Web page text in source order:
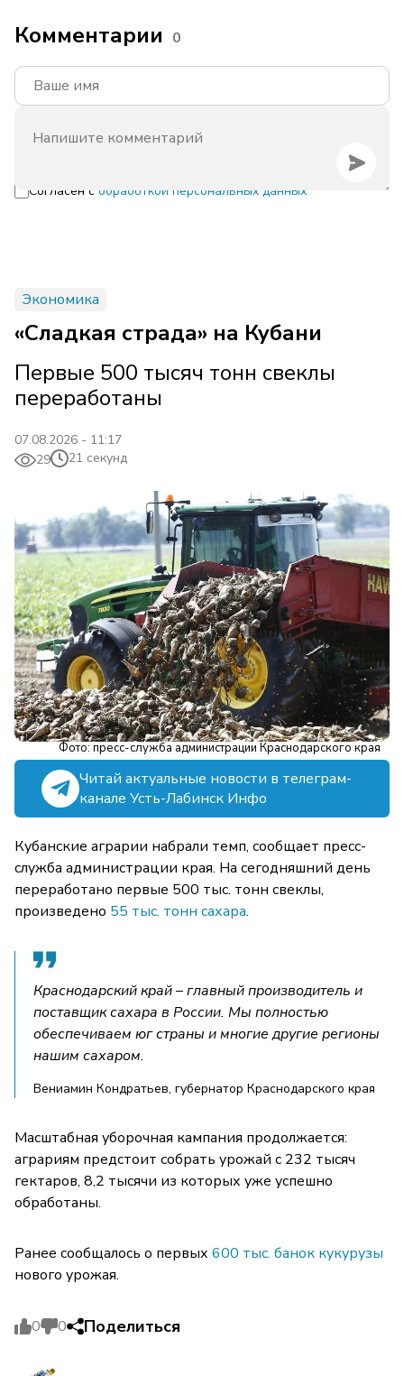
Комментарии 0
Согласен с обработкой персональных данных
Экономика
«Сладкая страда» на Кубани
Первые 500 тысяч тонн свеклы
переработаны
07.08.2026 - 11:17
29
21 секунд
Фото: пресс-служба администрации Краснодарского края
Читай актуальные новости в телеграм-
канале Усть-Лабинск Инфо
Кубанские аграрии набрали темп, сообщает пресс-
служба администрации края. На сегодняшний день
переработано первые 500 тыс. тонн свеклы,
произведено 55 тыс. тонн сахара.
Краснодарский край – главный производитель и
поставщик сахара в России. Мы полностью
обеспечиваем юг страны и многие другие регионы
нашим сахаром.
Вениамин Кондратьев, губернатор Краснодарского края
Масштабная уборочная кампания продолжается:
аграриям предстоит собрать урожай с 232 тысяч
гектаров, 8,2 тысячи из которых уже успешно
обработаны.
Ранее сообщалось о первых 600 тыс. банок кукурузы
нового урожая.
0 0 Поделиться